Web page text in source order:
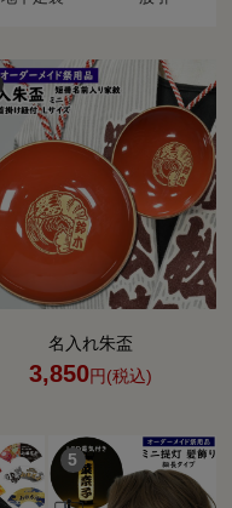
名入れ朱盃
3,850円(税込)